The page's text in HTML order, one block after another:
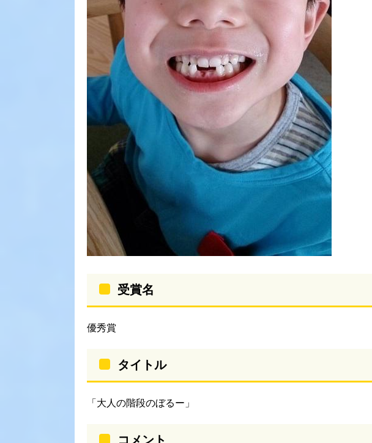
受賞名
優秀賞
タイトル
「大人の階段のぼるー」
コメント